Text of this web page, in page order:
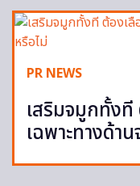
PR NEWS
เสริมจมูกทั้ง
เฉพาะทางด้า